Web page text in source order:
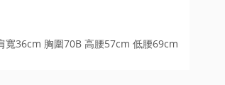
寬36cm 胸圍70B 高腰57cm 低腰69cm